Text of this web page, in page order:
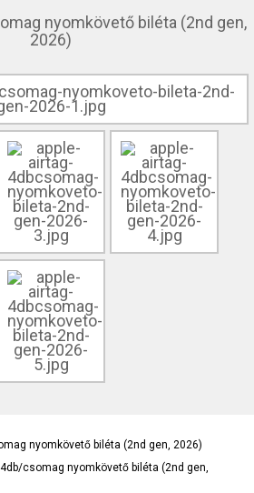
nyomkövető biléta (2nd gen,
2026)
nyomkövető biléta (2nd gen, 2026)
csomag nyomkövető biléta (2nd gen,